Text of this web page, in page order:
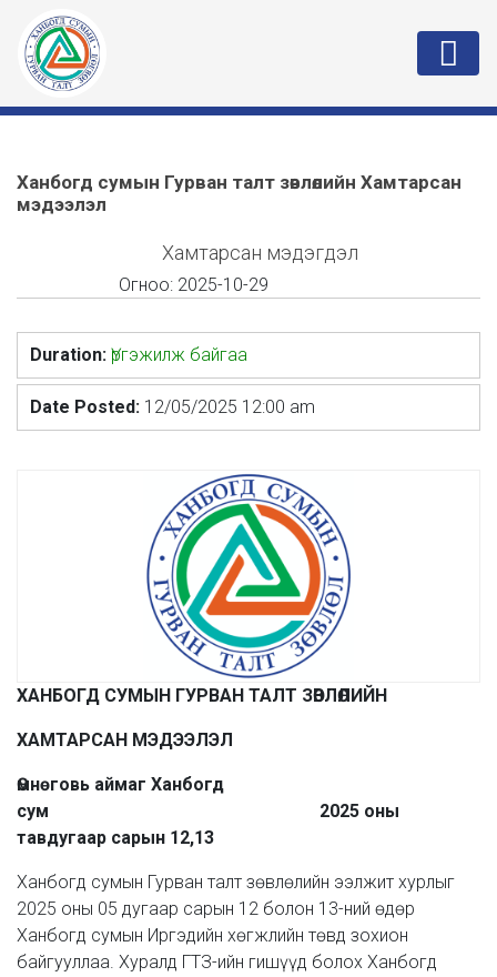
Ханбогд сумын Гурван талт зөвлөлийн Хамтарсан
мэдээлэл
Хамтарсан мэдэгдэл
Огноо: 2025-10-29
Duration: Үргэжилж байгаа
Date Posted: 12/05/2025 12:00 am
ХАНБОГД СУМЫН ГУРВАН ТАЛТ ЗӨВЛӨЛИЙН
ХАМТАРСАН МЭДЭЭЛЭЛ
Өмнөговь аймаг Ханбогд
сум 2025 оны
тавдугаар сарын 12,13
Ханбогд сумын Гурван талт зөвлөлийн ээлжит хурлыг
2025 оны 05 дугаар сарын 12 болон 13-ний өдөр
Ханбогд сумын Иргэдийн хөгжлийн төвд зохион
байгууллаа. Хуралд ГТЗ-ийн гишүүд болох Ханбогд